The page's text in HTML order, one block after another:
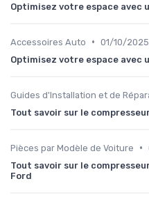
Optimisez votre espace avec
Accessoires Auto • 01/10/2025
Optimisez votre espace avec
Guides d'Installation et de
Tout savoir sur le
Pièces par Modèle de Voiture •
Tout savoir sur le
Ford